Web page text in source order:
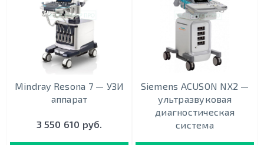
Mindray Resona 7 — УЗИ
аппарат
3 550 610 руб.
Siemens ACUSON NX2 —
ультразвуковая
диагностическая
система